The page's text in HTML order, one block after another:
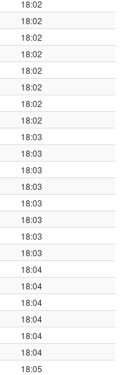
18:02
18:02
18:02
18:02
18:02
18:02
18:02
18:02
18:03
18:03
18:03
18:03
18:03
18:03
18:03
18:03
18:04
18:04
18:04
18:04
18:04
18:04
18:05